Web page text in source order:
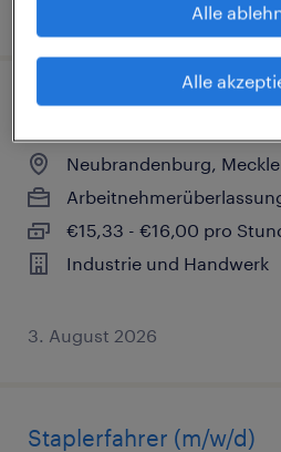
Reinigungskraft (m/w/d)
Neubrandenburg,
€15,33 - €16,00 pro
Industrie und Handwerk
3. August 2026
Staplerfahrer (m/w/d)
Alle
Alle